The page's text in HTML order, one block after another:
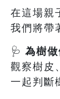
在這場親
我們將帶
🩺 為樹
觀察樹皮
一起判斷